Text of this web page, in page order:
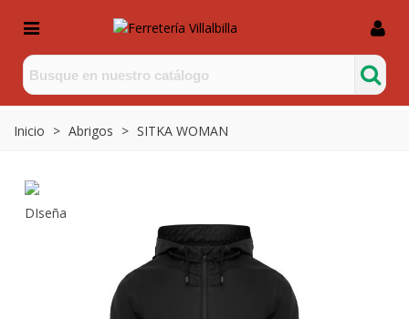
Inicio > Abrigos > SITKA WOMAN